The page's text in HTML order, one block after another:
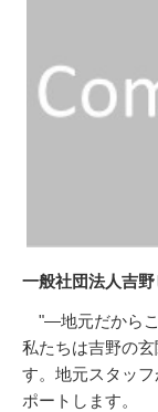
一般社団法人吉
"―地元だからこ
私たちは吉野の
す。地元スタッ
ポートします。